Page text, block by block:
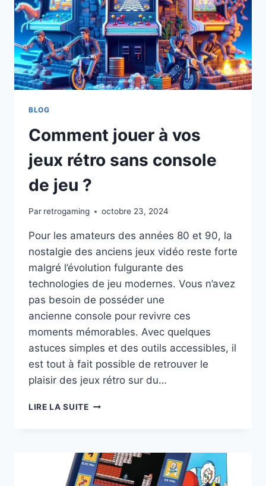
BLOG
Comment jouer à vos
jeux rétro sans console
de jeu ?
Par retrogaming octobre 23, 2024
Pour les amateurs des années 80 et 90, la
nostalgie des anciens jeux vidéo reste forte
malgré l’évolution fulgurante des
technologies de jeu modernes. Vous n’avez
pas besoin de posséder une
ancienne console pour revivre ces
moments mémorables. Avec quelques
astuces simples et des outils accessibles, il
est tout à fait possible de retrouver le
plaisir des jeux rétro sur du…
LIRE LA SUITECOMMENT
JEUX
RÉTRO
SANS